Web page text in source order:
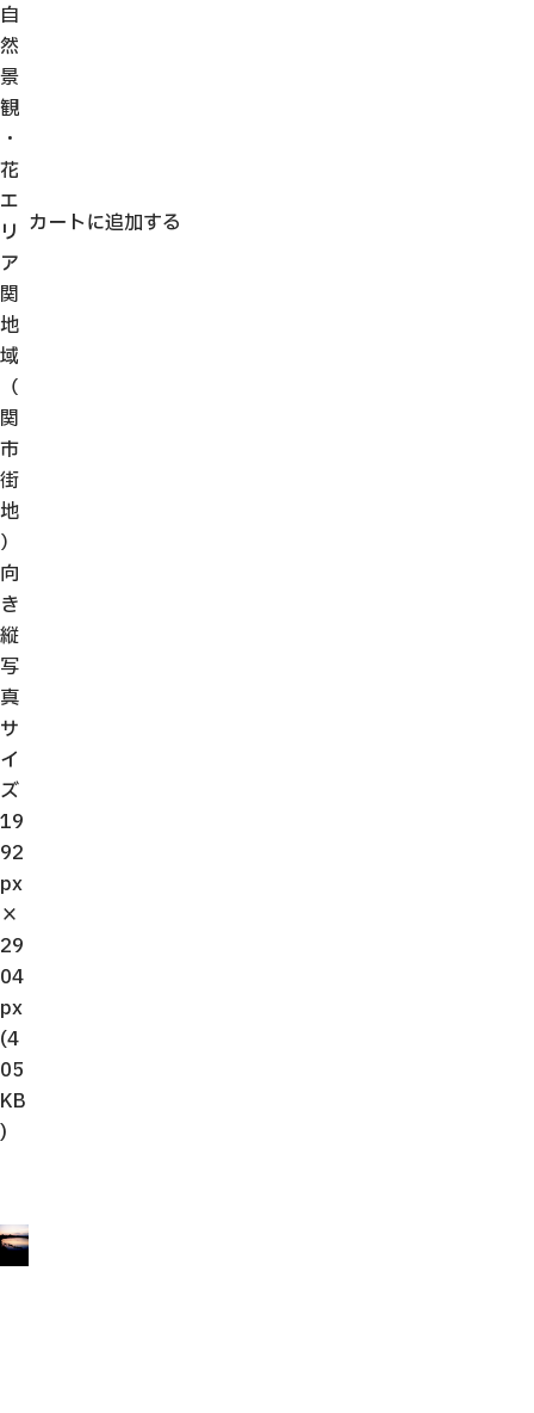
自
然
景
観
・
花
エ
リ
ア
関
地
域
（
関
市
街
地
）
向
き
縦
写
真
サ
イ
ズ
19
92
px
×
29
04
px
(4
05
KB
)
カートに追加する